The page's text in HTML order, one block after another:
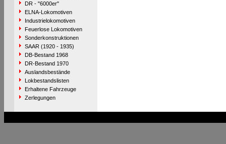
DR - "6000er"
ELNA-Lokomotiven
Industrielokomotiven
Feuerlose Lokomotiven
Sonderkonstruktionen
SAAR (1920 - 1935)
DB-Bestand 1968
DR-Bestand 1970
Auslandsbestände
Lokbestandslisten
Erhaltene Fahrzeuge
Zerlegungen